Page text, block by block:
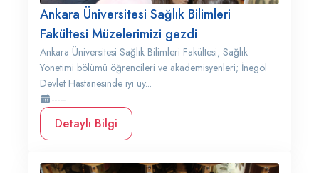
Ankara Üniversitesi Sağlık Bilimleri
Fakültesi Müzelerimizi gezdi
Ankara Üniversitesi Sağlık Bilimleri Fakültesi, Sağlık
Yönetimi bölümü öğrencileri ve akademisyenleri; İnegöl
Devlet Hastanesinde iyi uy...
-----
Detaylı Bilgi